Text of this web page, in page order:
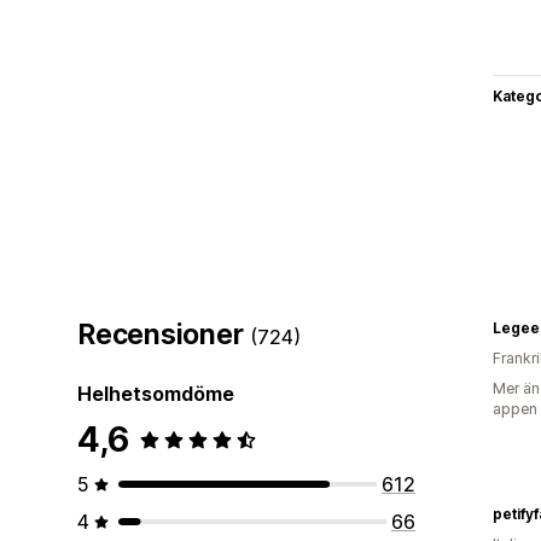
Recensioner (724)
Helhetsomdöme
4,6
5
612
4
66
Mer
appen